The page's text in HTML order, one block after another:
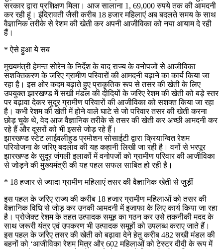
सरकार द्वारा प्रशिक्षण मिला। आज सालाना 1, 69,000 रुपये तक की आमदनी
कर रही हूं। इंदिरावती जैसी करीब 18 हजार महिलाएं अब बदलते समय के साथ
वैज्ञानिक तरीके से रेशम की खेती कर अपनी आजीविका को नया आयाम दे रही
हैं।
* ऐसे हुआ ये सब
मुख्यमंत्री हेमन्त सोरेन के निर्देश के बाद राज्य के वनोपजों से आजीविका
सशक्तिकरण के जरिए ग्रामीण परिवारों की आमदनी बढ़ाने का कार्य किया जा
रहा है। इस ओर कदम बढ़ाते हुए प्राकृतिक रूप से तसर की खेती के लिए
उपयुक्त झारखण्ड में सखी मंडल की दीदियों के जरिए रेशम की खेती को बड़े स्तर
पर बढ़ावा देकर सुदूर ग्रामीण परिवारों की आजीविका को सशक्त किया जा रहा
है। कभी रेशम की खेती में होने वाले घाटे से जो परिवार तसर की खेती करना
छोड़ चुके थे, वेद आज वैज्ञानिक तरीके से तसर की खेती कर अच्छी आमदनी कर
रहे हैं और दूसरों को भी इससे जोड़ रहे हैं।
झारखण्ड स्टेट लाईवलीहुड प्रमोशन सोसाईटी द्वारा क्रियान्वित रेशम
परियोजना के जरिए बदलाव की यह कहानी लिखी जा रही है। वनों से भरपूर
झारखण्ड के सुदूर जंगली इलाकों में वनोपजों को ग्रामीण परिवार की आजीविका
से जोड़ने की मुख्यमंत्री की यह पहल सफल साबित हो रही है।
* 18 हजार से ज्यादा ग्रामीण महिलाएं तसर की वैज्ञानिक खेती से जुड़ीं
इस पहल के जरिए राज्य की करीब 18 हजार ग्रामीण महिलाओं को तसर की
वैज्ञानिक विधि से जोड़ कर उनकी आमदनी में इजाफा के लिए कार्य किया जा रहा
है। प्रोजेक्ट रेशम के तहत उत्पादक समूह का गठन कर उसे तकनीकी मदद के
साथ जरूरी यंत्र एवं उपकरण भी उत्पादक समूहों को उपलब्ध कराए जाते हैं।
इस पहल के जरिए तसर की खेती को बढ़ावा देने हेतु करीब 482 सखी मंडल की
बहनों को ‘आजीविका रेशम मित्र और 602 महिलाओं को टेस्टर दीदी के रूप में